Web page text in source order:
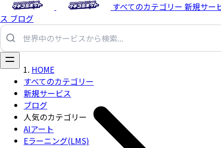
すべてのカテゴリー 新規サー
ス ブログ
すべてのカテゴリー
新規サービス
ブログ
人気のカテゴリー
AIアート
Eラーニング(LMS)
HOME